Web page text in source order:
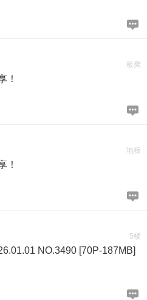
板凳
！
地板
！
5楼
NO.3490 [70P-187MB]